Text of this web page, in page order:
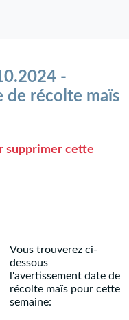
-
de récolte maïs
supprimer cette
Vous trouverez ci-
dessous
l'avertissement date de
récolte maïs pour cette
semaine: